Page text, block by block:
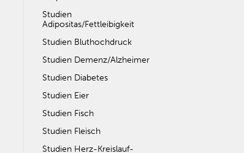
Studien
Adipositas/Fettleibigkeit
Studien Bluthochdruck
Studien Demenz/Alzheimer
Studien Diabetes
Studien Eier
Studien Fisch
Studien Fleisch
Studien Herz-Kreislauf-